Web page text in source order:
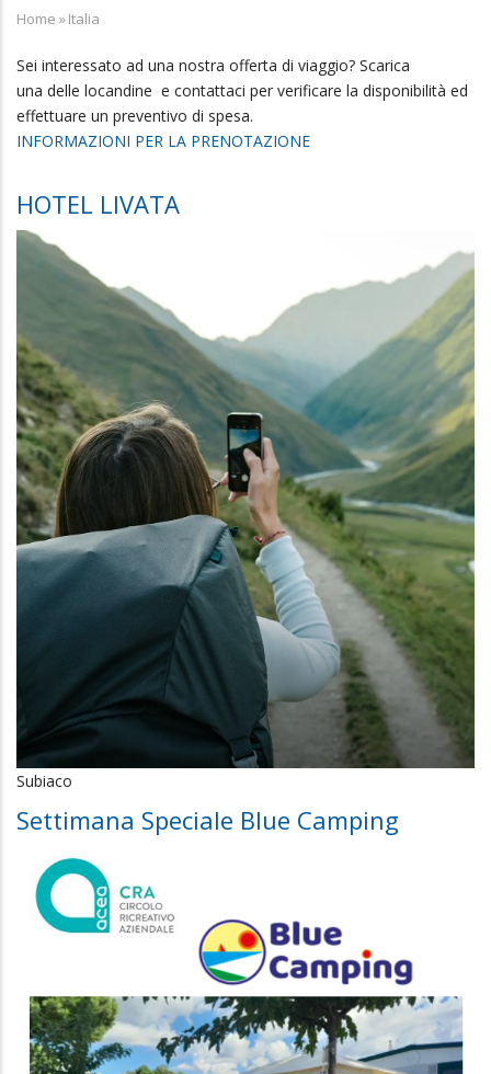
Breadcrumb
Home »Italia
Sei interessato ad una nostra offerta di viaggio? Scarica
una delle locandine e contattaci per verificare la disponibilità ed
effettuare un preventivo di spesa.
INFORMAZIONI PER LA PRENOTAZIONE
HOTEL LIVATA
Subiaco
Settimana Speciale Blue Camping